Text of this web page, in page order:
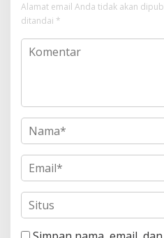
Alamat email Anda tidak akan
ditandai *